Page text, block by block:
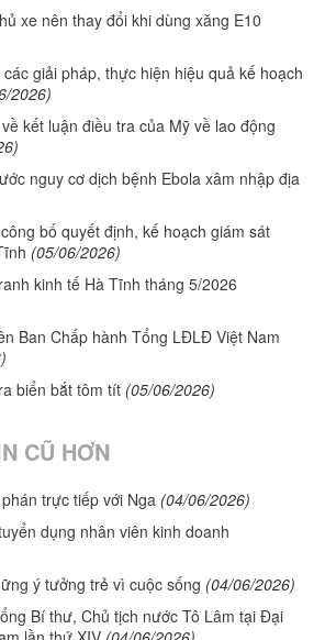
xe nên thay đổi khi dùng xăng E10
giải pháp, thực hiện hiệu quả kế hoạch
2026)
kết luận điều tra của Mỹ về lao động
nguy cơ dịch bệnh Ebola xâm nhập địa
bố quyết định, kế hoạch giám sát
(05/06/2026)
kinh tế Hà Tĩnh tháng 5/2026
Ban Chấp hành Tổng LĐLĐ Việt Nam
biển bắt tôm tít (05/06/2026)
CŨ HƠN
trực tiếp với Nga (04/06/2026)
dụng nhân viên kinh doanh
ý tưởng trẻ vì cuộc sống (04/06/2026)
Bí thư, Chủ tịch nước Tô Lâm tại Đại